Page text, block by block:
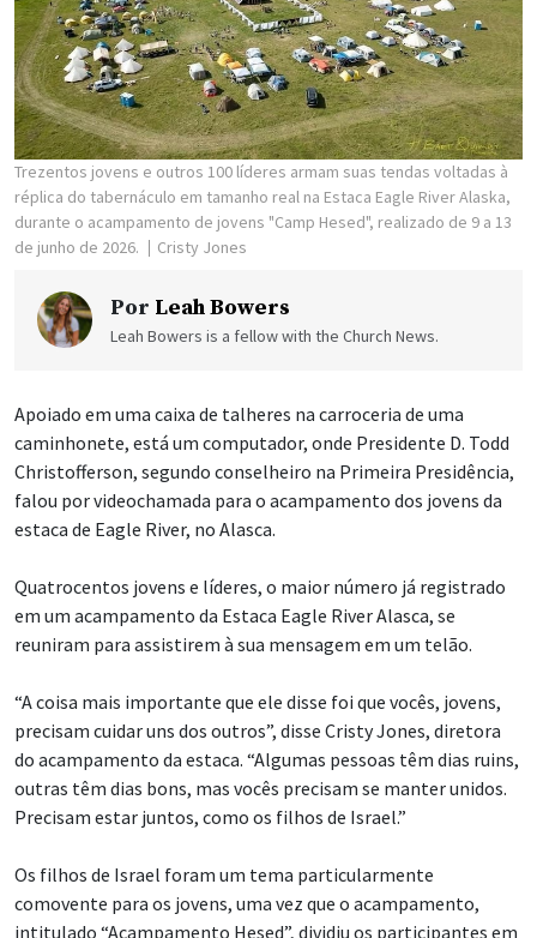
Trezentos jovens e outros 100 líderes armam suas tendas voltadas à
réplica do tabernáculo em tamanho real na Estaca Eagle River Alaska,
durante o acampamento de jovens "Camp Hesed", realizado de 9 a 13
de junho de 2026.
Cristy Jones
Por Leah Bowers
Leah Bowers is a fellow with the Church News.
Apoiado em uma caixa de talheres na carroceria de uma
caminhonete, está um computador, onde Presidente D. Todd
Christofferson, segundo conselheiro na Primeira Presidência,
falou por videochamada para o acampamento dos jovens da
estaca de Eagle River, no Alasca.
Quatrocentos jovens e líderes, o maior número já registrado
em um acampamento da Estaca Eagle River Alasca, se
reuniram para assistirem à sua mensagem em um telão.
“A coisa mais importante que ele disse foi que vocês, jovens,
precisam cuidar uns dos outros”, disse Cristy Jones, diretora
do acampamento da estaca. “Algumas pessoas têm dias ruins,
outras têm dias bons, mas vocês precisam se manter unidos.
Precisam estar juntos, como os filhos de Israel.”
Os filhos de Israel foram um tema particularmente
comovente para os jovens, uma vez que o acampamento,
intitulado “Acampamento Hesed”, dividiu os participantes em